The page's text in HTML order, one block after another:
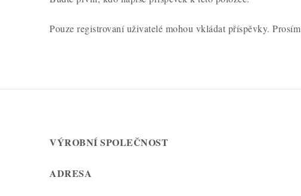
Pouze registrovaní uživatelé mohou vkládat příspěvky. Prosím
VÝROBNÍ SPOLEČNOST
ADRESA